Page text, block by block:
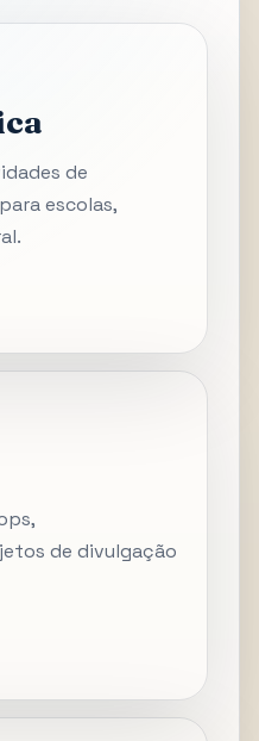
de
escolas,
de divulgação